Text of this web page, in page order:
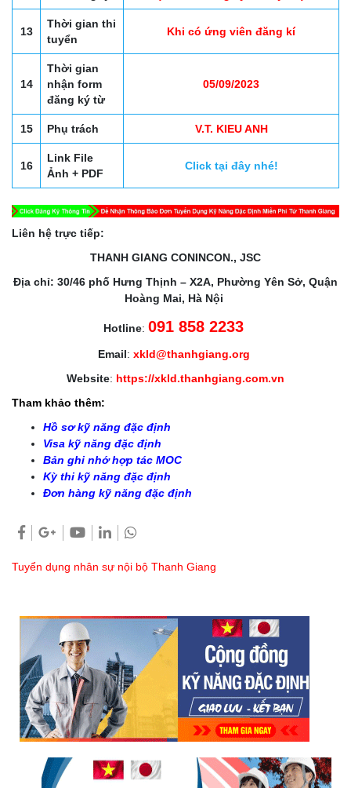
13
Thời gian thi
tuyển
Khi có ứng viên đăng kí
14
Thời gian
nhận form
đăng ký từ
05/09/2023
15 Phụ trách V.T. KIEU ANH
16
Link File
Ảnh + PDF
Click tại đây nhé!
Liên hệ trực tiếp:
THANH GIANG CONINCON., JSC
Địa chỉ: 30/46 phố Hưng Thịnh – X2A, Phường Yên Sở, Quận
Hoàng Mai, Hà Nội
Hotline: 091 858 2233
Email: xkld@thanhgiang.org
Website: https://xkld.thanhgiang.com.vn
Tham khảo thêm:
Hồ sơ kỹ năng đặc định
Visa kỹ năng đặc định
Bản ghi nhớ hợp tác MOC
Kỳ thi kỹ năng đặc định
Đơn hàng kỹ năng đặc định
Tuyển dụng nhân sự nội bộ Thanh Giang